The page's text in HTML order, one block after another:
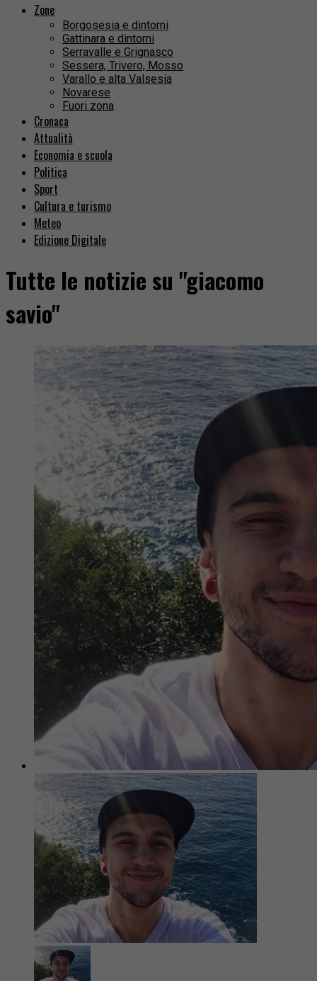
Zone
Borgosesia e dintorni
Gattinara e dintorni
Serravalle e Grignasco
Sessera, Trivero, Mosso
Varallo e alta Valsesia
Novarese
Fuori zona
Cronaca
Attualità
Economia e scuola
Politica
Sport
Cultura e turismo
Meteo
Edizione Digitale
Tutte le notizie su "giacomo
savio"